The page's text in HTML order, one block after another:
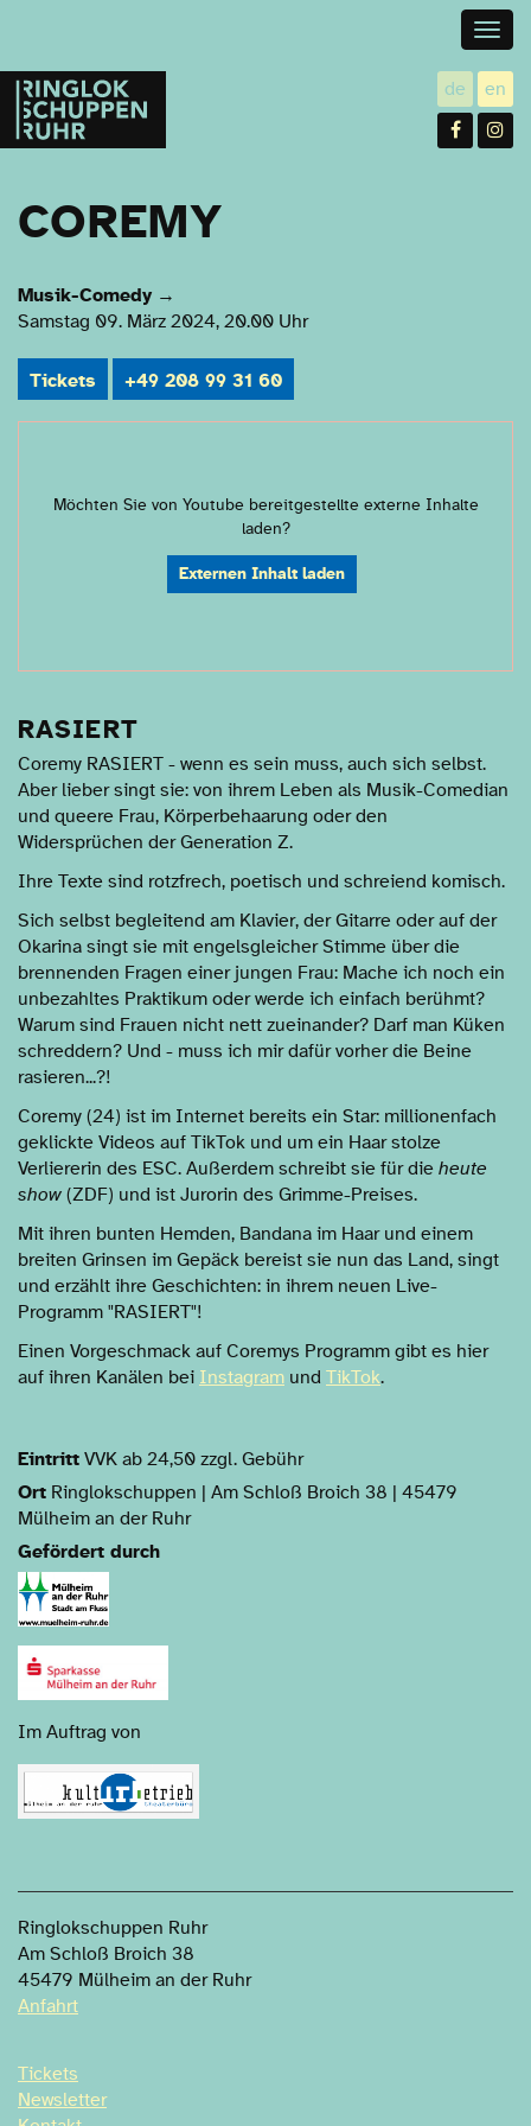
Ringlokschuppen
Ruhr
de utsch
en
COREMY
Musik-Comedy →
Samstag 09. März 2024, 20.00 Uhr
Tickets +49 208 99 31 60
Möchten Sie von Youtubebereitgestellte externe Inhalte
laden?
Externen Inhalt laden
RASIERT
Coremy RASIERT - wenn es sein muss, auch sich selbst.
Aber lieber singt sie: von ihrem Leben als Musik-Comedian
und queere Frau, Körperbehaarung oder den
Widersprüchen der Generation Z.
Ihre Texte sind rotzfrech, poetisch und schreiend komisch.
Sich selbst begleitend am Klavier, der Gitarre oder auf der
Okarina singt sie mit engelsgleicher Stimme über die
brennenden Fragen einer jungen Frau: Mache ich noch ein
unbezahltes Praktikum oder werde ich einfach berühmt?
Warum sind Frauen nicht nett zueinander? Darf man Küken
schreddern? Und - muss ich mir dafür vorher die Beine
rasieren...?!
Coremy (24) ist im Internet bereits ein Star: millionenfach
geklickte Videos auf TikTok und um ein Haar stolze
Verliererin des ESC. Außerdem schreibt sie für die heute
show (ZDF) und ist Jurorin des Grimme-Preises.
Mit ihren bunten Hemden, Bandana im Haar und einem
breiten Grinsen im Gepäck bereist sie nun das Land, singt
und erzählt ihre Geschichten: in ihrem neuen Live-
Programm "RASIERT"!
Einen Vorgeschmack auf Coremys Programm gibt es hier
auf ihren Kanälen bei Instagram und TikTok.
Eintritt VVK ab 24,50 zzgl. Gebühr
Ort Ringlokschuppen | Am Schloß Broich 38 | 45479
Mülheim an der Ruhr
Gefördert durch
Im Auftrag von
Ringlokschuppen Ruhr
Am Schloß Broich 38
45479 Mülheim an der Ruhr
Anfahrt
Tickets
Newsletter